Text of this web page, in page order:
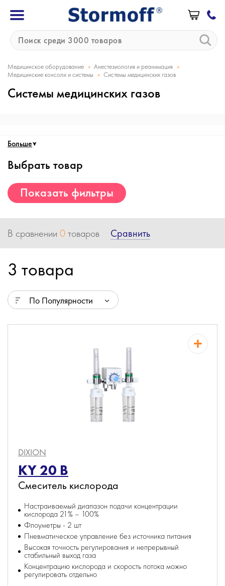
Медицинское оборудование » Анестезиология и реанимация »
Медицинские консоли и системы » Системы медицинских газов
Системы медицинских газов
Больше
Выбрать товар
Показать фильтры
В сравнении 0товаров Сравнить
3 товара
По Популярности
DIXION
KY 20 B
Смеситель кислорода
Настраиваемый диапазон подачи концентрации
кислорода 21% – 100%
Флоуметры - 2 шт
Пневматическое управление без источника питания
Высокая точность регулирования и непрерывный
стабильный выход газа
Концентрацию кислорода и скорость потока можно
регулировать отдельно